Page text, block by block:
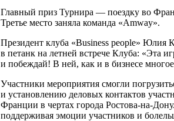
Главный приз Турнира — поездку во
Третье место заняла команда «Amway».
Президент клуба «Business people» Юлия
в петанк на летней встрече Клуба: «Эта
и побеждай! В ней, как и в бизнесе
Участники мероприятия смогли
и установлению деловых контактов
Франции в чертах города Ростова-на-
поддерживая эмоции участников и